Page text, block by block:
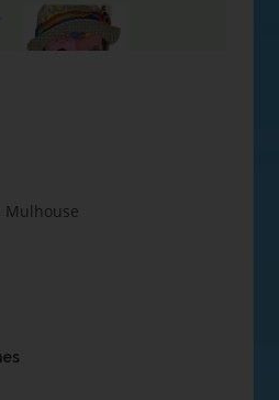
Mulhouse